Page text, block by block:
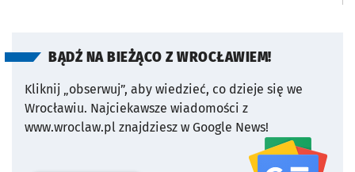
BĄDŹ NA BIEŻĄCO Z WROCŁAWIEM!
Kliknij „obserwuj”, aby wiedzieć, co dzieje się we
Wrocławiu. Najciekawsze wiadomości z
www.wroclaw.pl znajdziesz w Google News!